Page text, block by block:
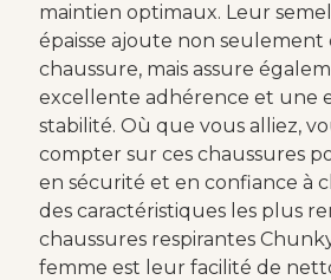
maintien optimaux. Leur
épaisse ajoute non seulement
chaussure, mais assure
excellente adhérence et une
stabilité. Où que vous alliez,
compter sur ces chaussures
en sécurité et en confiance à
des caractéristiques les plus
chaussures respirantes
femme est leur facilité de